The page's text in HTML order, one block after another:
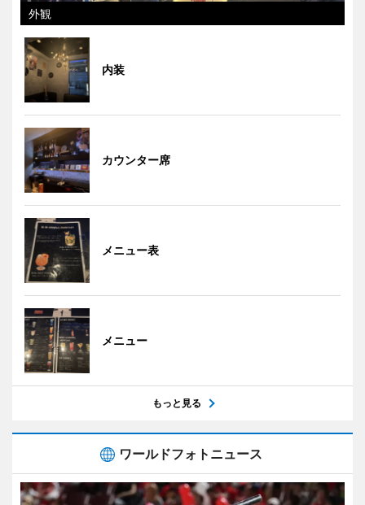
外観
内装
カウンター席
メニュー表
メニュー
もっと見る
ワールドフォトニュース